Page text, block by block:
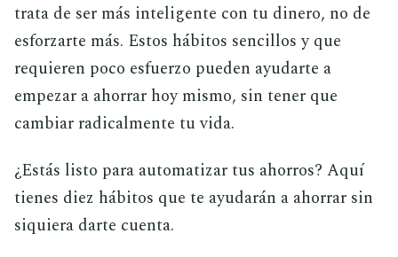
trata de ser más inteligente con tu dinero, no de
esforzarte más. Estos hábitos sencillos y que
requieren poco esfuerzo pueden ayudarte a
empezar a ahorrar hoy mismo, sin tener que
cambiar radicalmente tu vida.
¿Estás listo para automatizar tus ahorros? Aquí
tienes diez hábitos que te ayudarán a ahorrar sin
siquiera darte cuenta.